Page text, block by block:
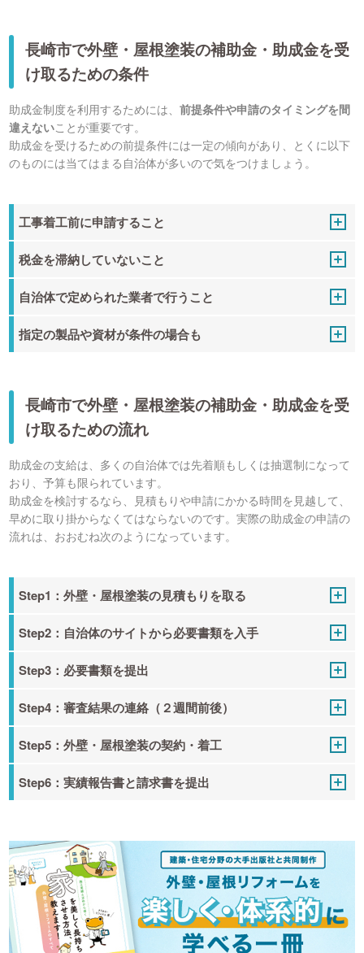
長崎市で外壁・屋根塗装の補助金・助成金を受
け取るための条件
助成金制度を利用するためには、前提条件や申請のタイミングを間
違えないことが重要です。
助成金を受けるための前提条件には一定の傾向があり、とくに以下
のものには当てはまる自治体が多いので気をつけましょう。
工事着工前に申請すること
税金を滞納していないこと
自治体で定められた業者で行うこと
指定の製品や資材が条件の場合も
長崎市で外壁・屋根塗装の補助金・助成金を受
け取るための流れ
助成金の支給は、多くの自治体では先着順もしくは抽選制になって
おり、予算も限られています。
助成金を検討するなら、見積もりや申請にかかる時間を見越して、
早めに取り掛からなくてはならないのです。実際の助成金の申請の
流れは、おおむね次のようになっています。
Step1：外壁・屋根塗装の見積もりを取る
Step2：自治体のサイトから必要書類を入手
Step3：必要書類を提出
Step4：審査結果の連絡（２週間前後）
Step5：外壁・屋根塗装の契約・着工
Step6：実績報告書と請求書を提出